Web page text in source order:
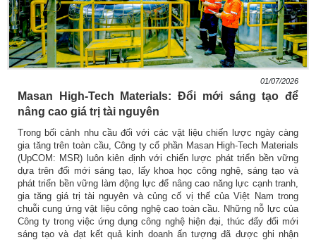
01/07/2026
Masan High-Tech Materials: Đổi mới sáng tạo để
nâng cao giá trị tài nguyên
Trong bối cảnh nhu cầu đối với các vật liệu chiến lược ngày càng
gia tăng trên toàn cầu, Công ty cổ phần Masan High-Tech Materials
(UpCOM: MSR) luôn kiên định với chiến lược phát triển bền vững
dựa trên đổi mới sáng tạo, lấy khoa học công nghệ, sáng tạo và
phát triển bền vững làm động lực để nâng cao năng lực cạnh tranh,
gia tăng giá trị tài nguyên và củng cố vị thế của Việt Nam trong
chuỗi cung ứng vật liệu công nghệ cao toàn cầu. Những nỗ lực của
Công ty trong việc ứng dụng công nghệ hiện đại, thúc đẩy đổi mới
sáng tạo và đạt kết quả kinh doanh ấn tượng đã được ghi nhận